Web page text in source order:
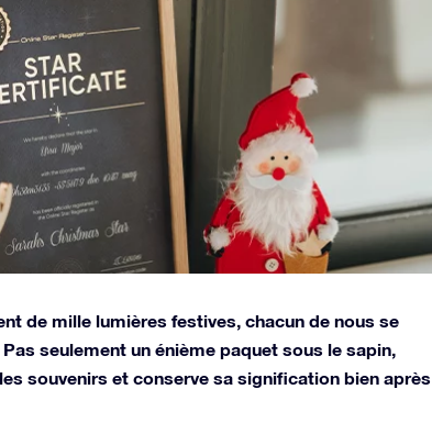
de mille lumières festives, chacun de nous se
seulement un énième paquet sous le sapin,
souvenirs et conserve sa signification bien après